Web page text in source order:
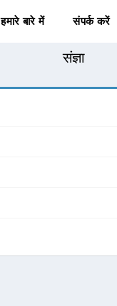
हमारे बारे में संपर्क करें
संज्ञा